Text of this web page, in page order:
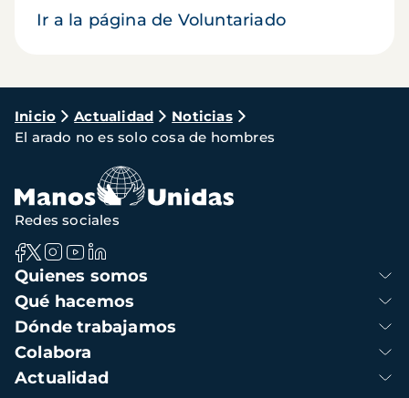
Ir a la página de Voluntariado
Ruta
de
navegación
Inicio Actualidad
Noticias
El arado no es solo cosa de hombres
Navegación
principal
Quienes somos
Qué hacemos
Dónde trabajamos
Colabora
Actualidad
Redes sociales